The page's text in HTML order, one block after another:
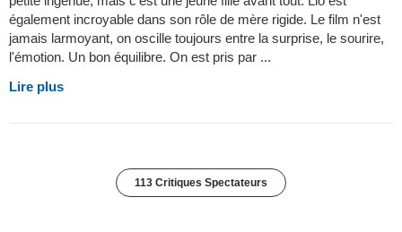
également incroyable dans son rôle de mère rigide. Le film n'est
jamais larmoyant, on oscille toujours entre la surprise, le sourire,
l'émotion. Un bon équilibre. On est pris par ...
Lire plus
113 Critiques Spectateurs